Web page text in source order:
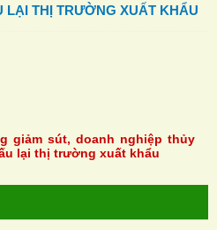
LẠI THỊ TRƯỜNG XUẤT KHẨU
giảm sút, doanh nghiệp thủy
lại thị trường xuất khẩu